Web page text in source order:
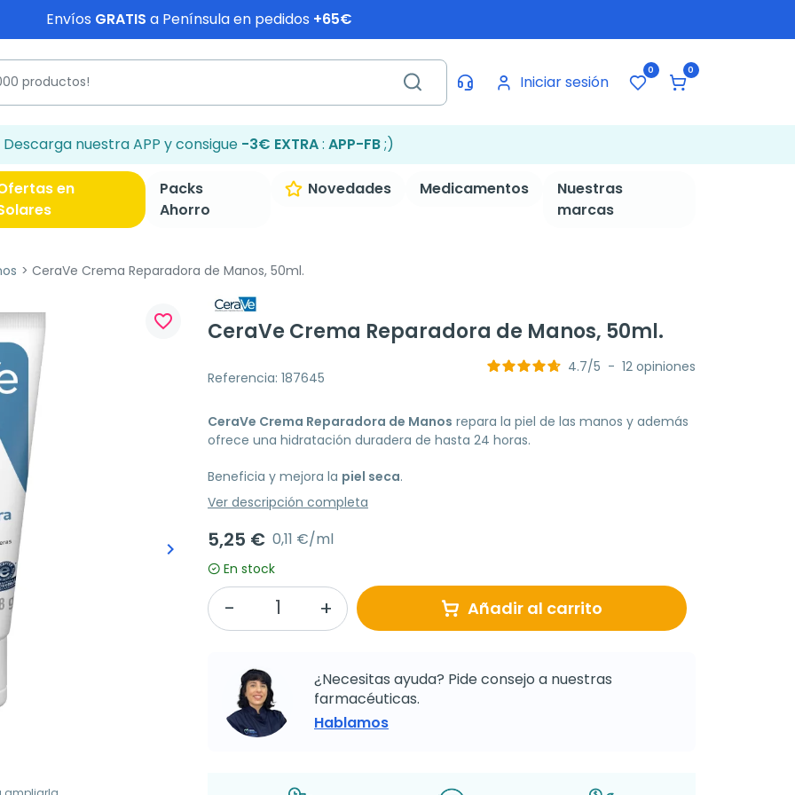
Envíos GRATIS a Península en pedidos +65€
Iniciar sesión
0 0
Descarga nuestra APP y consigue -3€ EXTRA: APP-FB;)
en
Packs
Ahorro
Novedades Medicamentos
Nuestras
marcas
CeraVe Crema Reparadora de Manos, 50ml.
Siguiente
keyboard_arrow_right
favorite_border CeraVe Crema Reparadora de Manos, 50ml.
Referencia: 187645
4.7/5 - 12 opiniones
CeraVe Crema Reparadora de Manos repara la piel de las manos y además
ofrece una hidratación duradera de hasta 24 horas.
Beneficia y mejora la piel seca.
Ver descripción completa
5,25 € 0,11 €/ml
En stock
Añadir al carrito
¿Necesitas ayuda? Pide consejo a nuestras
farmacéuticas.
Hablamos